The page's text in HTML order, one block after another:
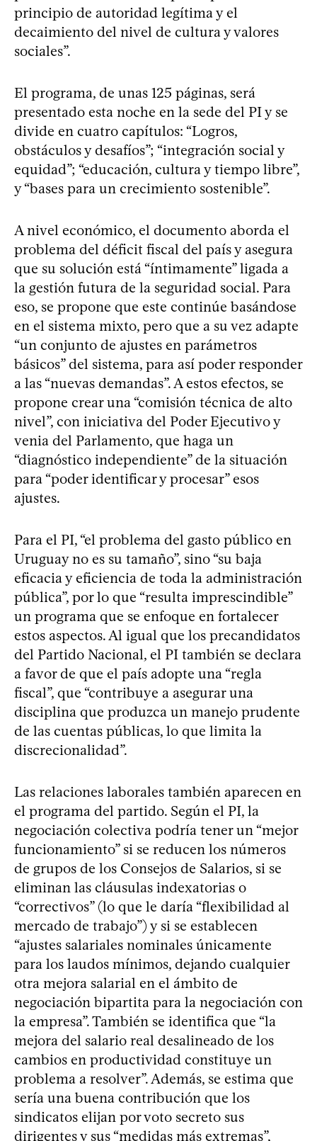
principio de autoridad legítima y el
decaimiento del nivel de cultura y valores
sociales”.
El programa, de unas 125 páginas, será
presentado esta noche en la sede del PI y se
divide en cuatro capítulos: “Logros,
obstáculos y desafíos”; “integración social y
equidad”; “educación, cultura y tiempo libre”,
y “bases para un crecimiento sostenible”.
A nivel económico, el documento aborda el
problema del déficit fiscal del país y asegura
que su solución está “íntimamente” ligada a
la gestión futura de la seguridad social. Para
eso, se propone que este continúe basándose
en el sistema mixto, pero que a su vez adapte
“un conjunto de ajustes en parámetros
básicos” del sistema, para así poder responder
a las “nuevas demandas”. A estos efectos, se
propone crear una “comisión técnica de alto
nivel”, con iniciativa del Poder Ejecutivo y
venia del Parlamento, que haga un
“diagnóstico independiente” de la situación
para “poder identificar y procesar” esos
ajustes.
Para el PI, “el problema del gasto público en
Uruguay no es su tamaño”, sino “su baja
eficacia y eficiencia de toda la administración
pública”, por lo que “resulta imprescindible”
un programa que se enfoque en fortalecer
estos aspectos. Al igual que los precandidatos
del Partido Nacional, el PI también se declara
a favor de que el país adopte una “regla
fiscal”, que “contribuye a asegurar una
disciplina que produzca un manejo prudente
de las cuentas públicas, lo que limita la
discrecionalidad”.
Las relaciones laborales también aparecen en
el programa del partido. Según el PI, la
negociación colectiva podría tener un “mejor
funcionamiento” si se reducen los números
de grupos de los Consejos de Salarios, si se
eliminan las cláusulas indexatorias o
“correctivos” (lo que le daría “flexibilidad al
mercado de trabajo”) y si se establecen
“ajustes salariales nominales únicamente
para los laudos mínimos, dejando cualquier
otra mejora salarial en el ámbito de
negociación bipartita para la negociación con
la empresa”. También se identifica que “la
mejora del salario real desalineado de los
cambios en productividad constituye un
problema a resolver”. Además, se estima que
sería una buena contribución que los
sindicatos elijan por voto secreto sus
dirigentes y sus “medidas más extremas”,